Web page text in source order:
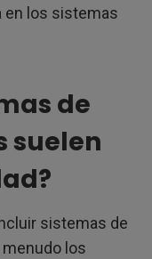
en los sistemas
de
suelen
sistemas de
menudo los